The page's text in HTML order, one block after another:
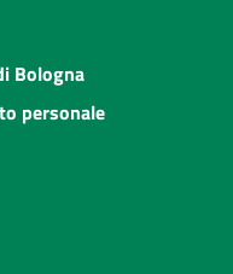
Bologna
personale